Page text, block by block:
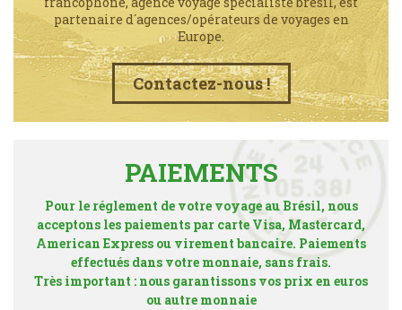
partenaire d´agences/opérateurs de voyages en
Europe.
Contactez-nous !
PAIEMENTS
Pour le réglement de votre voyage au Brésil, nous
acceptons les paiements par carte Visa, Mastercard,
American Express ou virement bancaire. Paiements
effectués dans votre monnaie, sans frais.
Très important : nous garantissons vos prix en euros
ou autre monnaie